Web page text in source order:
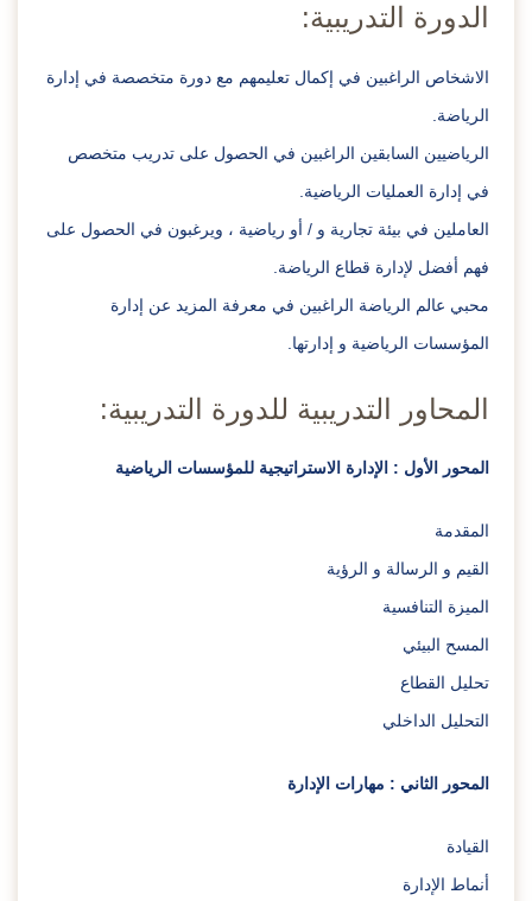
الدورة التدريبية:
الاشخاص الراغبين في إكمال تعليمهم مع دورة متخصصة في إدارة
الرياضة.
الرياضيين السابقين الراغبين في الحصول على تدريب متخصص
في إدارة العمليات الرياضية.
العاملين في بيئة تجارية و / أو رياضية ، ويرغبون في الحصول على
فهم أفضل لإدارة قطاع الرياضة.
محبي عالم الرياضة الراغبين في معرفة المزيد عن إدارة
المؤسسات الرياضية و إدارتها.
المحاور التدريبية للدورة التدريبية:
المحور الأول : الإدارة الاستراتيجية للمؤسسات الرياضية
المقدمة
القيم و الرسالة و الرؤية
الميزة التنافسية
المسح البيئي
تحليل القطاع
التحليل الداخلي
المحور الثاني : مهارات الإدارة
القيادة
أنماط الإدارة